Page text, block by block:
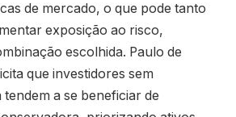
de mercado, o que pode tanto
exposição ao risco,
escolhida. Paulo de
que investidores sem
a se beneficiar de